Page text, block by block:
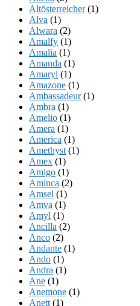
Altösterreicher(1)
Alva (1)
Alwara (2)
Amalfy (1)
Amalia (1)
Amanda (1)
Amaryl (1)
Amazone (1)
Ambassadeur(1)
Ambra (1)
Amelio (1)
Amera (1)
America (1)
Amethyst (1)
Amex (1)
Amigo (1)
Aminca (2)
Amsel (1)
Amva (1)
Amyl (1)
Ancilla (2)
Anco (2)
Andante (1)
Ando (1)
Andra (1)
Ane (1)
Anemone (1)
Anett (1)